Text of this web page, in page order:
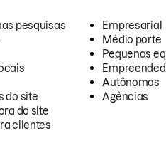
pesquisas
do site
do site
clientes
Empresarial
Médio porte
Pequenas
Autônomos
Agências